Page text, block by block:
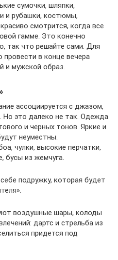
сумочки, шляпки,
и рубашки, костюмы,
смотрится, когда все
гамме. Это конечно
так что решайте сами. Для
в конце вечера
и мужской образ.
ассоциируется с джазом,
Но это далеко не так. Одежда
и черных тонов. Яркие и
неуместны.
чулки, высокие перчатки,
бусы из жемчуга.
подружку, которая будет
воздушные шары, колоды
дартс и стрельба из
придется под